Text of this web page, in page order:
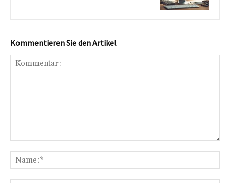
Kommentieren Sie den Artikel